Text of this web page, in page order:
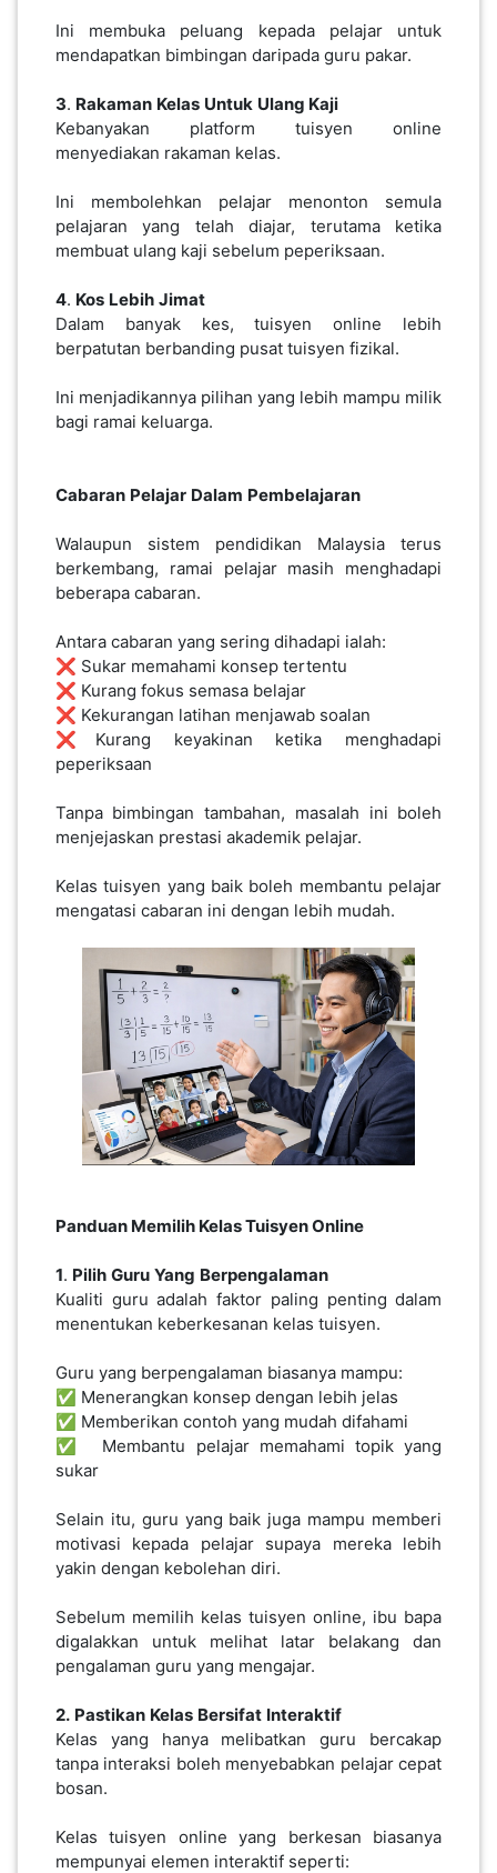
Ini membuka peluang kepada pelajar untuk
mendapatkan bimbingan daripada guru pakar.
3. Rakaman Kelas Untuk Ulang Kaji
Kebanyakan platform tuisyen online
menyediakan rakaman kelas.
Ini membolehkan pelajar menonton semula
pelajaran yang telah diajar, terutama ketika
membuat ulang kaji sebelum peperiksaan.
4. Kos Lebih Jimat
Dalam banyak kes, tuisyen online lebih
berpatutan berbanding pusat tuisyen fizikal.
Ini menjadikannya pilihan yang lebih mampu milik
bagi ramai keluarga.
Cabaran Pelajar Dalam Pembelajaran
Walaupun sistem pendidikan Malaysia terus
berkembang, ramai pelajar masih menghadapi
beberapa cabaran.
Antara cabaran yang sering dihadapi ialah:
❌ Sukar memahami konsep tertentu
❌ Kurang fokus semasa belajar
❌ Kekurangan latihan menjawab soalan
❌Kurang keyakinan ketika menghadapi
peperiksaan
Tanpa bimbingan tambahan, masalah ini boleh
menjejaskan prestasi akademik pelajar.
Kelas tuisyen yang baik boleh membantu pelajar
mengatasi cabaran ini dengan lebih mudah.
Panduan Memilih Kelas Tuisyen Online
1. Pilih Guru Yang Berpengalaman
Kualiti guru adalah faktor paling penting dalam
menentukan keberkesanan kelas tuisyen.
Guru yang berpengalaman biasanya mampu:
✅ Menerangkan konsep dengan lebih jelas
✅ Memberikan contoh yang mudah difahami
✅ Membantu pelajar memahami topik yang
sukar
Selain itu, guru yang baik juga mampu memberi
motivasi kepada pelajar supaya mereka lebih
yakin dengan kebolehan diri.
Sebelum memilih kelas tuisyen online, ibu bapa
digalakkan untuk melihat latar belakang dan
pengalaman guru yang mengajar.
2. Pastikan Kelas Bersifat Interaktif
Kelas yang hanya melibatkan guru bercakap
tanpa interaksi boleh menyebabkan pelajar cepat
bosan.
Kelas tuisyen online yang berkesan biasanya
mempunyai elemen interaktif seperti:
SABAH(0)
SARAWAK(2)
JOHOR(8)
PENANG(2)
PERLIS(6)
KUALA
PUTRAJAYA(9)
LABUAN(2)
MALAYSIA(82)
INDONESIA(1)
SINGAPORE(0)